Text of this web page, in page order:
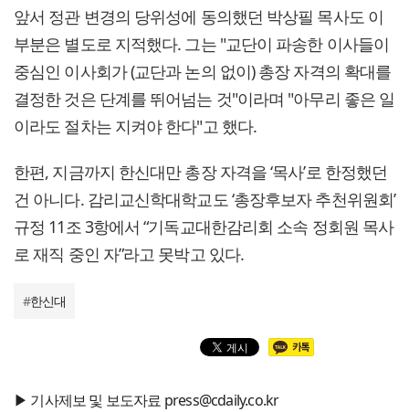
앞서 정관 변경의 당위성에 동의했던 박상필 목사도 이
부분은 별도로 지적했다. 그는 "교단이 파송한 이사들이
중심인 이사회가 (교단과 논의 없이) 총장 자격의 확대를
결정한 것은 단계를 뛰어넘는 것"이라며 "아무리 좋은 일
이라도 절차는 지켜야 한다"고 했다.
한편, 지금까지 한신대만 총장 자격을 ‘목사’로 한정했던
건 아니다. 감리교신학대학교도 ‘총장후보자 추천위원회’
규정 11조 3항에서 “기독교대한감리회 소속 정회원 목사
로 재직 중인 자”라고 못박고 있다.
#한신대
▶ 기사제보 및 보도자료 press@cdaily.co.kr